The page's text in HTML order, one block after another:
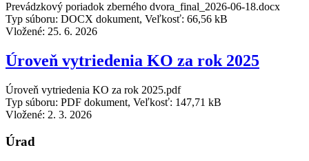
Prevádzkový poriadok zberného dvora_final_2026-06-18.docx
Typ súboru: DOCX dokument, Veľkosť: 66,56 kB
Vložené: 25. 6. 2026
Úroveň vytriedenia KO za rok 2025
Úroveň vytriedenia KO za rok 2025.pdf
Typ súboru: PDF dokument, Veľkosť: 147,71 kB
Vložené: 2. 3. 2026
Úrad